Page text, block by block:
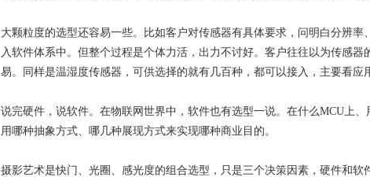
大颗粒度的选型还容易一些。比如客户对传感器有具体要求，问明白分辨
入软件体系中。但整个过程是个体力活，出力不讨好。客户往往以为传感
易。同样是温湿度传感器，可供选择的就有几百种，都可以接入，主要看应
说完硬件，说软件。在物联网世界中，软件也有选型一说。在什么MCU上
用哪种抽象方式、哪几种展现方式来实现哪种商业目的。
摄影艺术是快门、光圈、感光度的组合选型，只是三个决策因素，硬件和